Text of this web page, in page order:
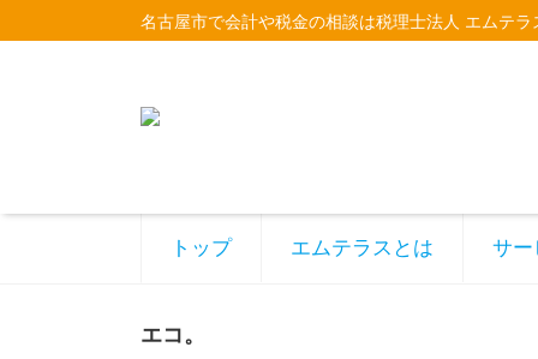
名古屋市で会計や税金の相談は税理士法人 エムテ
トップ エムテラスとは サー
エコ。